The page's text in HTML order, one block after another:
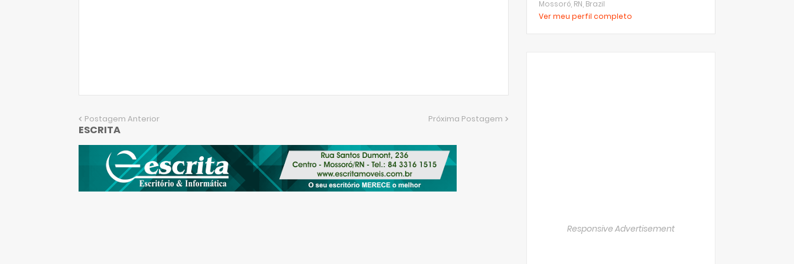
Postagem Anterior Próxima Postagem
ESCRITA
Mossoró, RN, Brazil
Ver meu perfil completo
Responsive Advertisement